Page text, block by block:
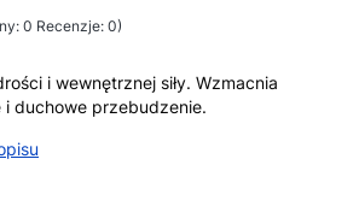
0 Recenzje: 0)
i wewnętrznej siły. Wzmacnia
i duchowe przebudzenie.